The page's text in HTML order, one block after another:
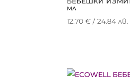
мл
12.70€ / 24.84 лв.